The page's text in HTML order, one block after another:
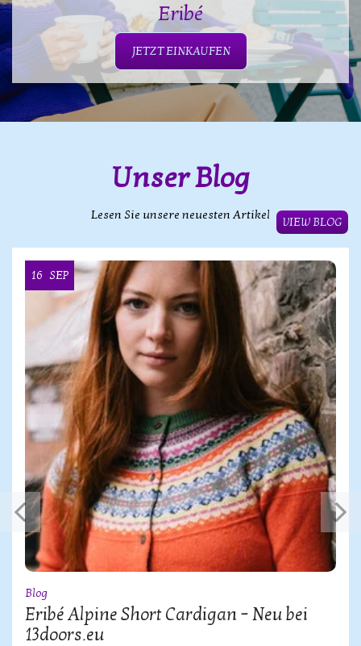
Eribé
JETZT EINKAUFEN
Unser Blog
Lesen Sie unsere neuesten Artikel
VIEW BLOG
16 SEP
Blog
Eribé Alpine Short Cardigan – Neu bei
13doors.eu